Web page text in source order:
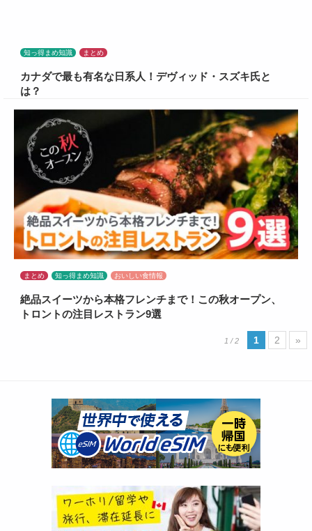
知っ得まめ知識 まとめ
カナダで最も有名な日系人！デヴィッド・スズキ氏と
は？
まとめ 知っ得まめ知識 おいしい食情報
絶品スイーツから本格フレンチまで！この秋オープン、
トロントの注目レストラン9選
1 / 2 1 2 »